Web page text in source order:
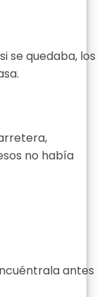
se quedaba, los
no había
antes